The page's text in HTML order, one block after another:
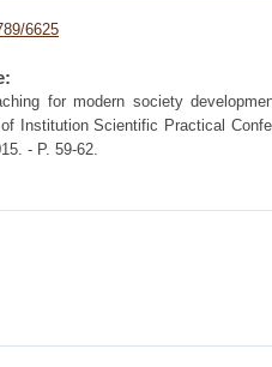
6625
for modern society
Institution Scientific Practical
- P. 59-62.